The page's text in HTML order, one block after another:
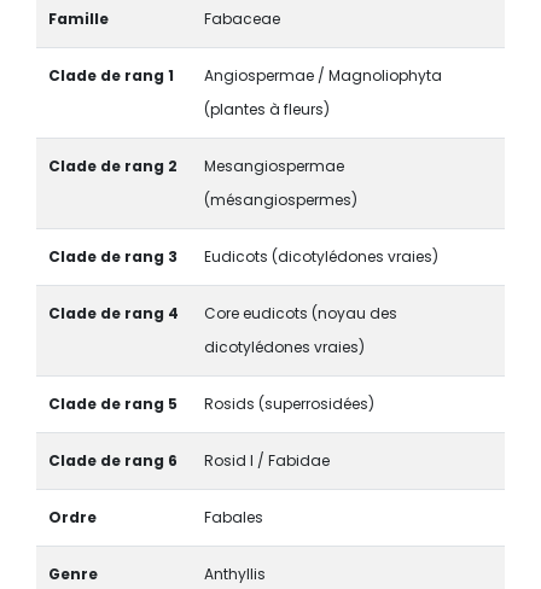
Famille Fabaceae
Clade de rang 1
Angiospermae / Magnoliophyta
(plantes à fleurs)
Clade de rang 2
Mesangiospermae
(mésangiospermes)
Clade de rang 3 Eudicots (dicotylédones vraies)
Clade de rang 4
Core eudicots (noyau des
dicotylédones vraies)
Clade de rang 5 Rosids (superrosidées)
Clade de rang 6 Rosid I / Fabidae
Ordre Fabales
Genre Anthyllis